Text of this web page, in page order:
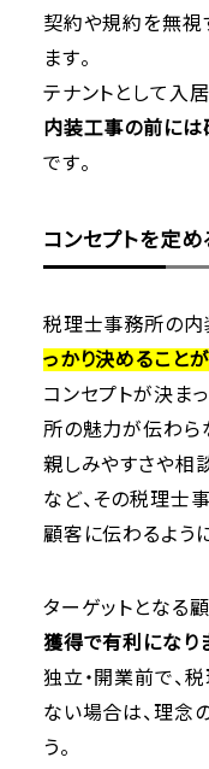
契約や規約を無視
ます。
テナントとして入
内装工事の前には
です。
コンセプトを定め
税理士事務所の内
っかり決めること
コンセプトが決ま
所の魅力が伝わら
親しみやすさや相
など、その税理士
顧客に伝わるように
ターゲットとなる
獲得で有利になり
独立・開業前で、
ない場合は、理念
う。